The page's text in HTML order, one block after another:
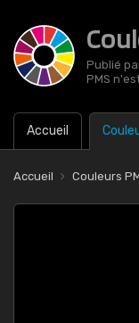
Publié
PMS
Accueil
Accueil Couleurs